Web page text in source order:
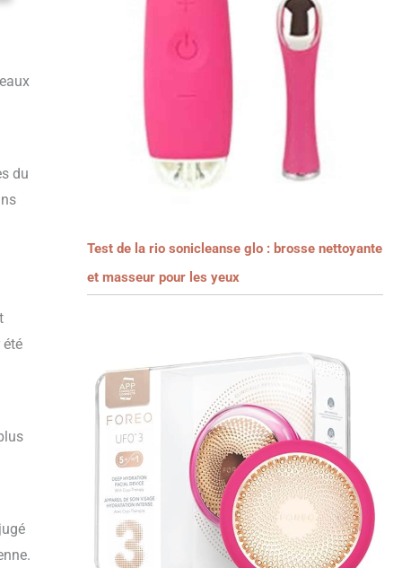
du
Test de la rio sonicleanse glo : brosse nettoyante
et masseur pour les yeux